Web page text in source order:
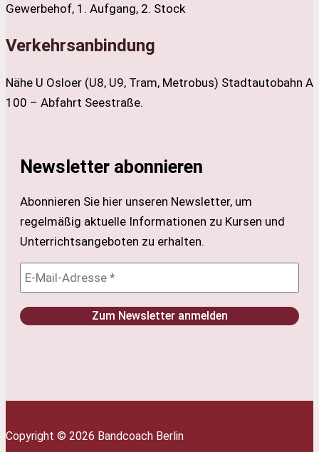
Gewerbehof, 1. Aufgang, 2. Stock
Verkehrsanbindung
Nähe U Osloer (U8, U9, Tram, Metrobus) Stadtautobahn A
100 – Abfahrt Seestraße.
Newsletter abonnieren
Abonnieren Sie hier unseren Newsletter, um
regelmäßig aktuelle Informationen zu Kursen und
Unterrichtsangeboten zu erhalten.
Copyright © 2026 Bandcoach Berlin